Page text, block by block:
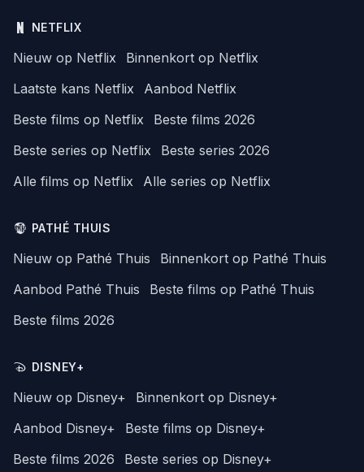
NETFLIX
Nieuw op Netflix
Binnenkort op Netflix
Laatste kans Netflix
Aanbod Netflix
Beste films op Netflix
Beste films 2026
Beste series op Netflix
Beste series 2026
Alle films op Netflix
Alle series op Netflix
PATHÉ THUIS
Nieuw op Pathé Thuis
Binnenkort op Pathé Thuis
Aanbod Pathé Thuis
Beste films op Pathé Thuis
Beste films 2026
DISNEY+
Nieuw op Disney+
Binnenkort op Disney+
Aanbod Disney+
Beste films op Disney+
Beste films 2026
Beste series op Disney+